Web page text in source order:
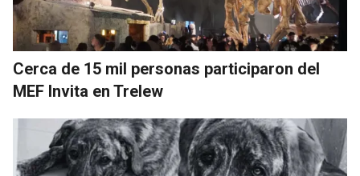
Cerca de 15 mil personas participaron del
MEF Invita en Trelew